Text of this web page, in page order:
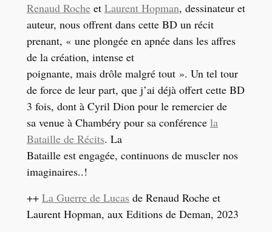
Renaud Rocheet Laurent Hopman, dessinateur et
auteur, nous offrent dans cette BD un récit
prenant, « une plongée en apnée dans les affres
de la création, intense et
poignante, mais drôle malgré tout ». Un tel tour
de force de leur part, que j’ai déjà offert cette BD
3 fois, dont à Cyril Dion pour le remercier de
sa venue à Chambéry pour sa conférence la
Bataille de Récits. La
Bataille est engagée, continuons de muscler nos
imaginaires..!
++ La Guerre de Lucas de Renaud Roche et
Laurent Hopman, aux Editions de Deman, 2023